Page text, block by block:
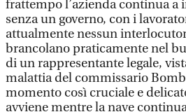
frattempo l’azienda continua a
senza un governo, con i
attualmente nessun
brancolano praticamente nel
di un rappresentante legale,
malattia del commissario
momento così cruciale e
avviene mentre la nave